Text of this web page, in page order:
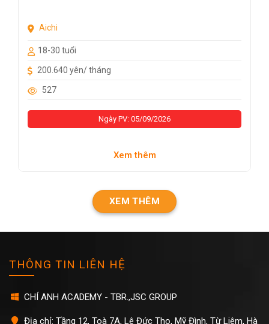
Aichi
18-30 tuổi
200.640 yên/ tháng
527
Ngày PV: 05/09/2026
Xem thêm
XEM THÊM
THÔNG TIN LIÊN HỆ
CHÍ ANH ACADEMY - TBR.,JSC GROUP
Địa chỉ: Tầng 12, Toà 7A, Lê Đức Thọ, Mỹ Đình, Từ Liêm, Hà